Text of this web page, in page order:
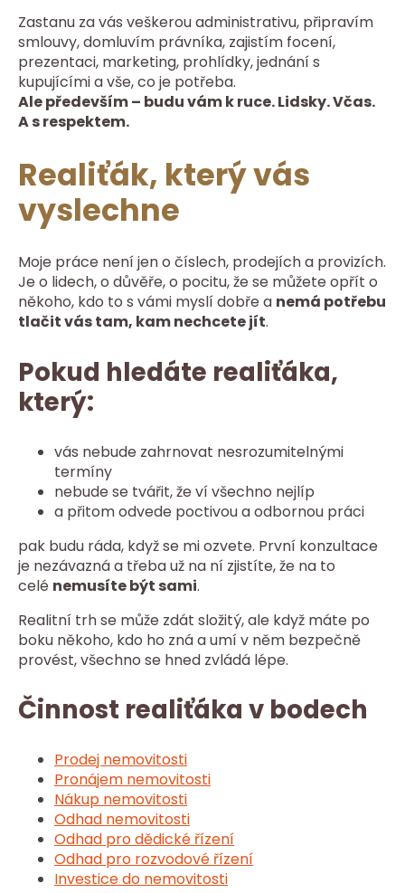
Zastanu za vás veškerou administrativu, připravím
smlouvy, domluvím právníka, zajistím focení,
prezentaci, marketing, prohlídky, jednání s
kupujícími a vše, co je potřeba.
Ale především – budu vám k ruce. Lidsky. Včas.
A s respektem.
Realiťák, který vás
vyslechne
Moje práce není jen o číslech, prodejích a provizích.
Je o lidech, o důvěře, o pocitu, že se můžete opřít o
někoho, kdo to s vámi myslí dobře a nemá potřebu
tlačit vás tam, kam nechcete jít.
Pokud hledáte realiťáka,
který:
vás nebude zahrnovat nesrozumitelnými
termíny
nebude se tvářit, že ví všechno nejlíp
a přitom odvede poctivou a odbornou práci
pak budu ráda, když se mi ozvete. První konzultace
je nezávazná a třeba už na ní zjistíte, že na to
celé nemusíte být sami.
Realitní trh se může zdát složitý, ale když máte po
boku někoho, kdo ho zná a umí v něm bezpečně
provést, všechno se hned zvládá lépe.
Činnost realiťáka v bodech
Prodej nemovitosti
Pronájem nemovitosti
Nákup nemovitosti
Odhad nemovitosti
Odhad pro dědické řízení
Odhad pro rozvodové řízení
Investice do nemovitosti